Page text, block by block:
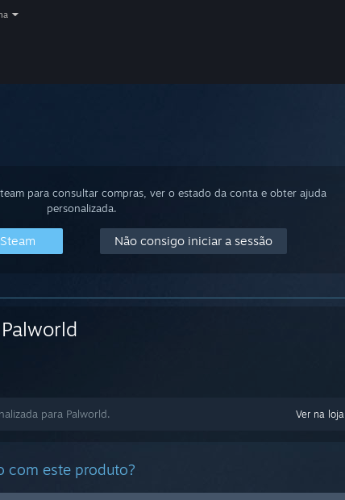
para consultar compras, ver o estado da conta e obter ajuda
personalizada.
Não consigo iniciar a sessão
Palworld
Ver na loja
para Palworld.
com este produto?